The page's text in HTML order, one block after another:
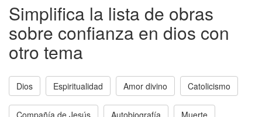
Simplifica la lista de obras
sobre confianza en dios con
otro tema
Dios Espiritualidad Amor divino Catolicismo
Compañía de Jesús Autobiografía Muerte